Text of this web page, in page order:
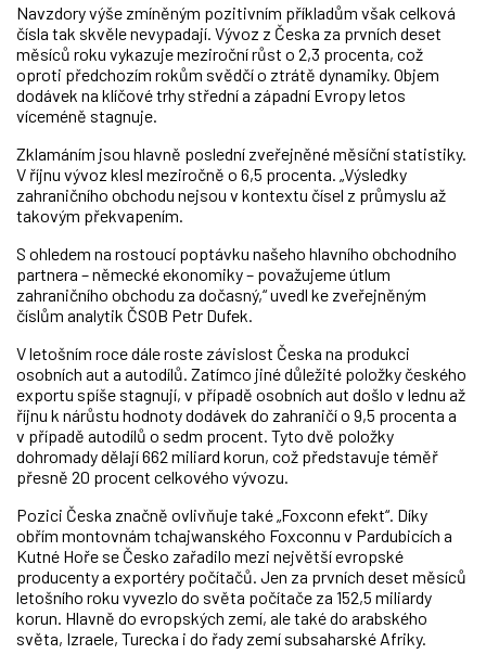
Navzdory výše zmíněným pozitivním příkladům však celková
čísla tak skvěle nevypadají. Vývoz z Česka za prvních deset
měsíců roku vykazuje meziroční růst o 2,3 procenta, což
oproti předchozím rokům svědčí o ztrátě dynamiky. Objem
dodávek na klíčové trhy střední a západní Evropy letos
víceméně stagnuje.
Zklamáním jsou hlavně poslední zveřejněné měsíční statistiky.
V říjnu vývoz klesl meziročně o 6,5 procenta. „Výsledky
zahraničního obchodu nejsou v kontextu čísel z průmyslu až
takovým překvapením.
S ohledem na rostoucí poptávku našeho hlavního obchodního
partnera – německé ekonomiky – považujeme útlum
zahraničního obchodu za dočasný,“ uvedl ke zveřejněným
číslům analytik ČSOB Petr Dufek.
V letošním roce dále roste závislost Česka na produkci
osobních aut a autodílů. Zatímco jiné důležité položky českého
exportu spíše stagnují, v případě osobních aut došlo v lednu až
říjnu k nárůstu hodnoty dodávek do zahraničí o 9,5 procenta a
v případě autodílů o sedm procent. Tyto dvě položky
dohromady dělají 662 miliard korun, což představuje téměř
přesně 20 procent celkového vývozu.
Pozici Česka značně ovlivňuje také „Foxconn efekt“. Díky
obřím montovnám tchajwanského Foxconnu v Pardubicích a
Kutné Hoře se Česko zařadilo mezi největší evropské
producenty a exportéry počítačů. Jen za prvních deset měsíců
letošního roku vyvezlo do světa počítače za 152,5 miliardy
korun. Hlavně do evropských zemí, ale také do arabského
světa, Izraele, Turecka i do řady zemí subsaharské Afriky.